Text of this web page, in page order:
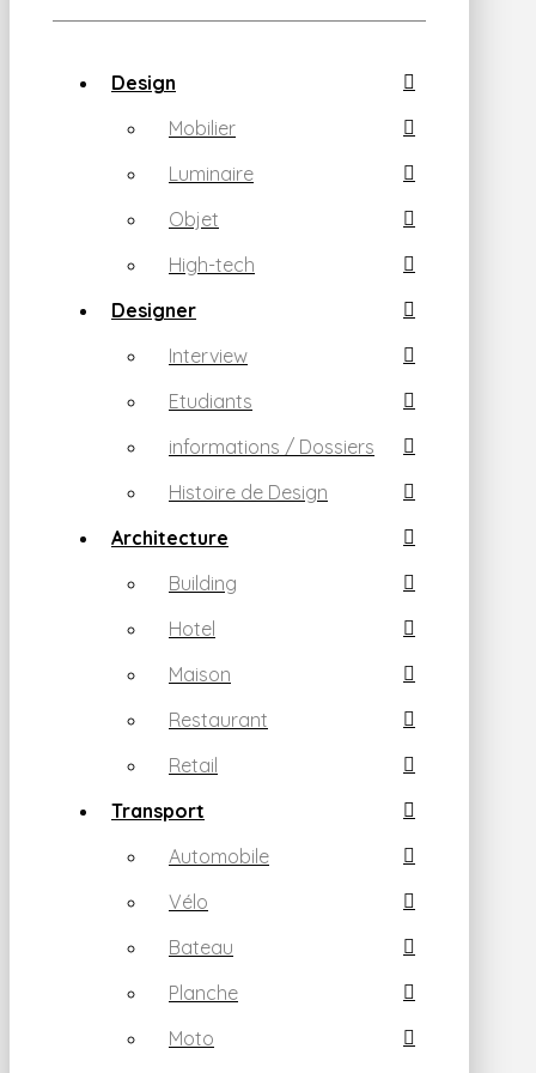
Design
Mobilier
Luminaire
Objet
High-tech
Designer
Interview
Etudiants
informations / Dossiers
Histoire de Design
Architecture
Building
Hotel
Maison
Restaurant
Retail
Transport
Automobile
Vélo
Bateau
Planche
Moto